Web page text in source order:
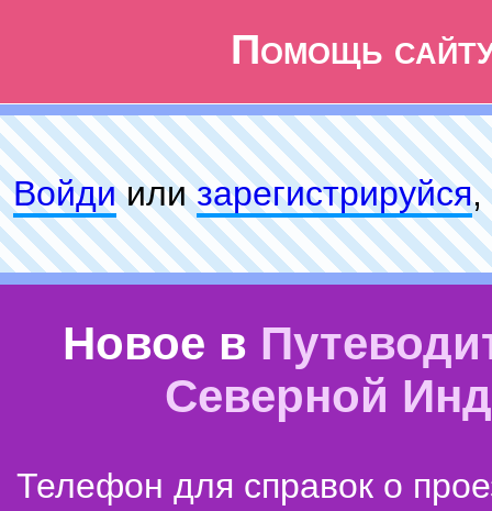
Помощь
Войдиилизарeгиcтpируйся,
Новое в
Северной
Телефон для справок о